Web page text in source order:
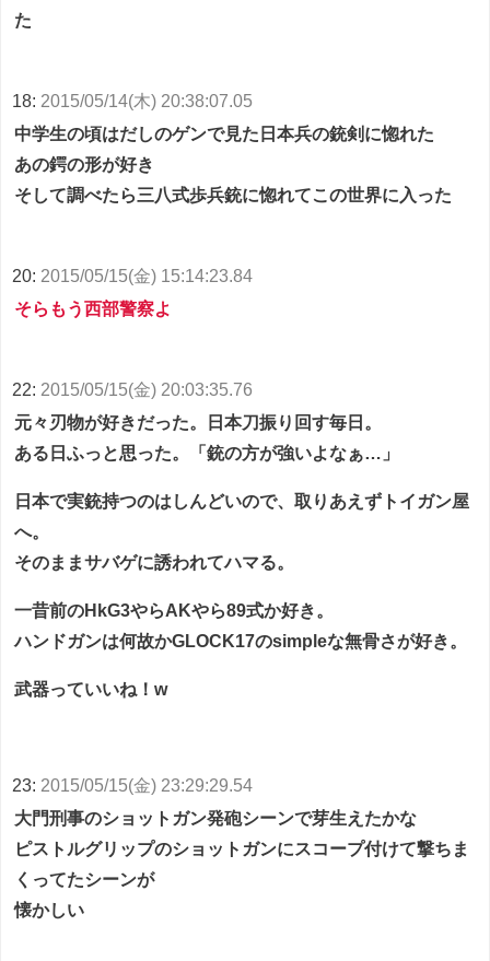
た
18: 2015/05/14(木) 20:38:07.05
中学生の頃はだしのゲンで見た日本兵の銃剣に惚れた
あの鍔の形が好き
そして調べたら三八式歩兵銃に惚れてこの世界に入った
20: 2015/05/15(金) 15:14:23.84
そらもう西部警察よ
22: 2015/05/15(金) 20:03:35.76
元々刃物が好きだった。日本刀振り回す毎日。
ある日ふっと思った。「銃の方が強いよなぁ…」
日本で実銃持つのはしんどいので、取りあえずトイガン屋
へ。
そのままサバゲに誘われてハマる。
一昔前のHkG3やらAKやら89式か好き。
ハンドガンは何故かGLOCK17のsimpleな無骨さが好き。
武器っていいね！w
23: 2015/05/15(金) 23:29:29.54
大門刑事のショットガン発砲シーンで芽生えたかな
ピストルグリップのショットガンにスコープ付けて撃ちま
くってたシーンが
懐かしい